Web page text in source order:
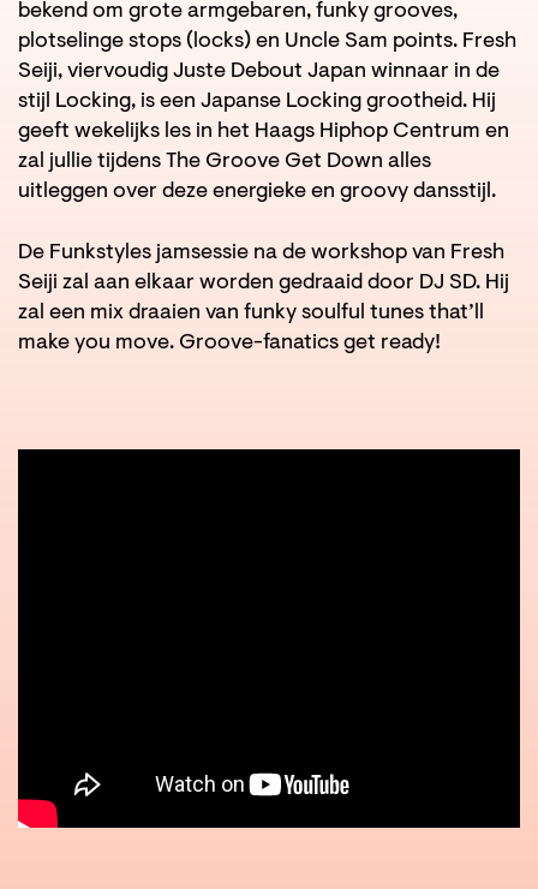
bekend om grote armgebaren, funky grooves,
plotselinge stops (locks) en Uncle Sam points. Fresh
Seiji, viervoudig Juste Debout Japan winnaar in de
stijl Locking, is een Japanse Locking grootheid. Hij
geeft wekelijks les in het Haags Hiphop Centrum en
zal jullie tijdens The Groove Get Down alles
uitleggen over deze energieke en groovy dansstijl.
De Funkstyles jamsessie na de workshop van Fresh
Seiji zal aan elkaar worden gedraaid door DJ SD. Hij
zal een mix draaien van funky soulful tunes that’ll
make you move. Groove-fanatics get ready!